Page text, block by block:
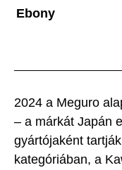
2024 a Meguro
– a márkát Japán
gyártójaként
kategóriában, a
Ebony